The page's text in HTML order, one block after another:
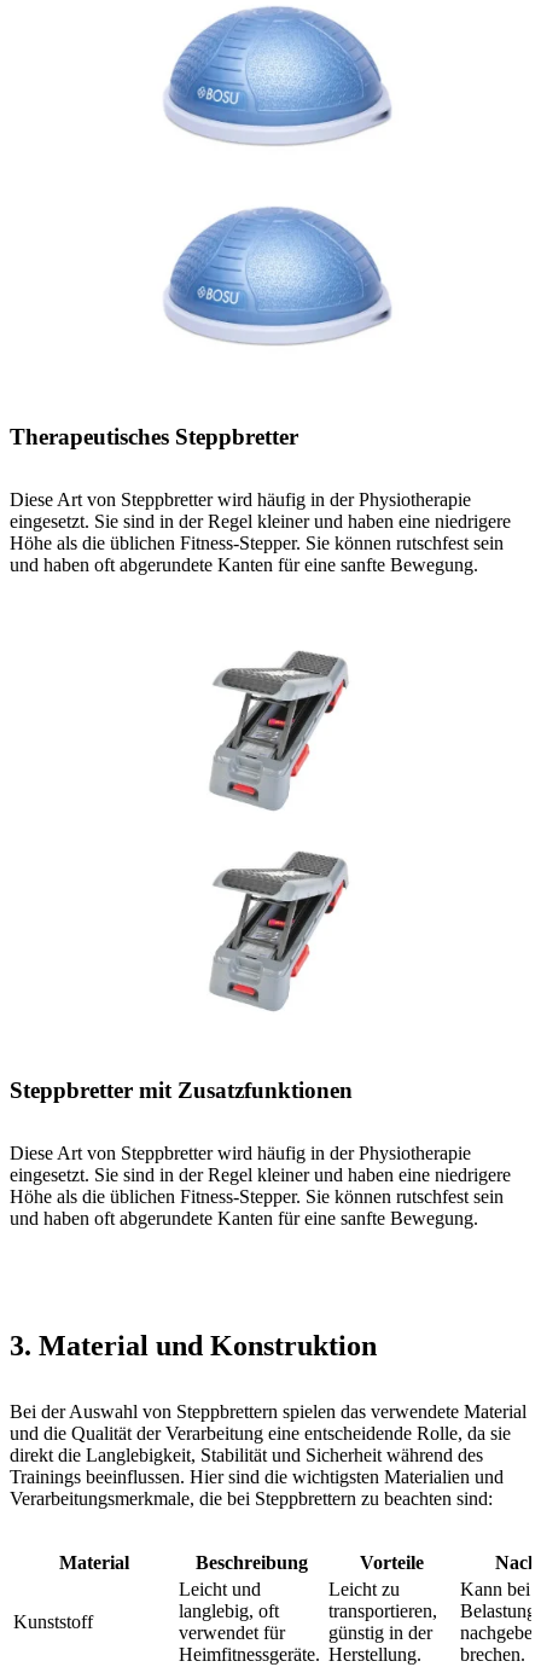
Therapeutisches Steppbretter
Diese Art von Steppbretter wird häufig in der Physiotherapie
eingesetzt. Sie sind in der Regel kleiner und haben eine niedrigere
Höhe als die üblichen Fitness-Stepper. Sie können rutschfest sein
und haben oft abgerundete Kanten für eine sanfte Bewegung.
Steppbretter mit Zusatzfunktionen
Diese Art von Steppbretter wird häufig in der Physiotherapie
eingesetzt. Sie sind in der Regel kleiner und haben eine niedrigere
Höhe als die üblichen Fitness-Stepper. Sie können rutschfest sein
und haben oft abgerundete Kanten für eine sanfte Bewegung.
3. Material und Konstruktion
Bei der Auswahl von Steppbrettern spielen das verwendete Material
und die Qualität der Verarbeitung eine entscheidende Rolle, da sie
direkt die Langlebigkeit, Stabilität und Sicherheit während des
Trainings beeinflussen. Hier sind die wichtigsten Materialien und
Verarbeitungsmerkmale, die bei Steppbrettern zu beachten sind:
Material Beschreibung Vorteile
Kunststoff
Leicht und
langlebig, oft
verwendet für
Heimfitnessgeräte.
Leicht zu
transportieren,
günstig in der
Herstellung.
Kann bei
Belastung
brechen.